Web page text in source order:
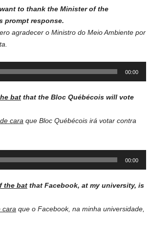
to thank the Minister of the
prompt response.
agradecer o Ministro do Meio Ambiente por
00:00
bat that the Bloc Québécois will vote
cara que Bloc Québécois irá votar contra
00:00
the bat that Facebook, at my university, is
cara que o Facebook, na minha universidade,